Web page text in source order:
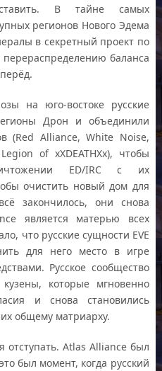
В тайне самых
регионов Нового Эдема
в секретный проект по
баланса
на юго-востоке русские
Дрон и объединили
(Red Alliance, White Noise,
of xXDEATHXx), чтобы
ED/IRC с их
очистить новый дом для
закончилось, они снова
является матерью всех
что русские сущности EVE
для него место в игре
Русское сообщество
которые мгновенно
и снова становились
общему матриарху.
отступать. Atlas Alliance был
был момент, когда русский